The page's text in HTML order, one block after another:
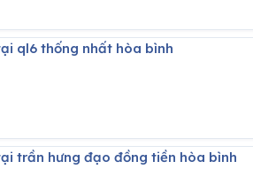
ql6 thống nhất hòa bình
trần hưng đạo đồng tiền hòa bình